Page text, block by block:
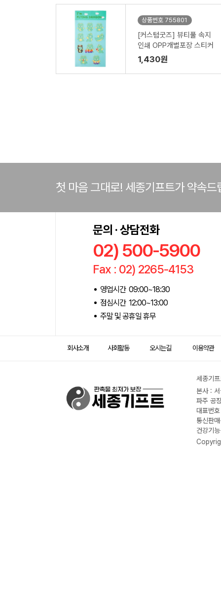
상품번호 755801
[커스텀굿즈] 뷰티풀 속지
인쇄 OPP개별포장 스티커
1,430원
첫 마음 그대로! 세종기프트가 약속드
문의 · 상담전화
02) 500-5900
Fax : 02) 2265-4153
영업시간 09:00~18:30
점심시간 12:00~13:00
주말 및 공휴일 휴무
회사소개 사회활동 오시는길 이용약관
세종기
본사 :
파주 공
대표번
통신판
건강기